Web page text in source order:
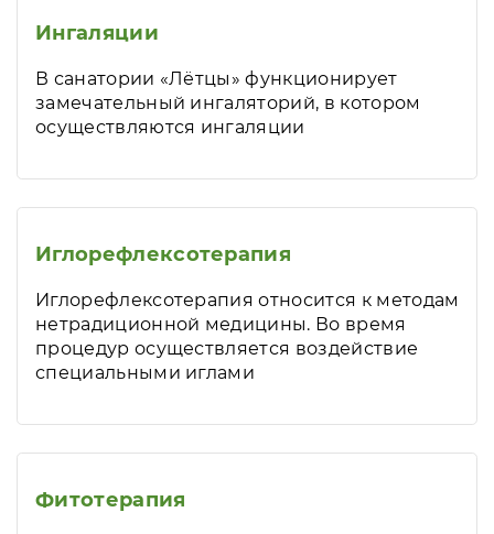
Ингаляции
В санатории «Лётцы» функционирует
замечательный ингаляторий, в котором
осуществляются ингаляции
Иглорефлексотерапия
Иглорефлексотерапия относится к методам
нетрадиционной медицины. Во время
процедур осуществляется воздействие
специальными иглами
Фитотерапия